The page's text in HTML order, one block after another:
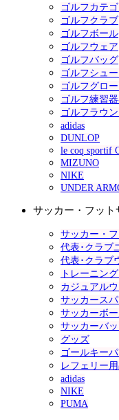
ゴルフカテ
ゴルフクラブ
ゴルフボール
ゴルフウェア
ゴルフバッグ
ゴルフシュ
ゴルフグロ
ゴルフ練習
ゴルフラウ
adidas
DUNLOP
le coq sportif
MIZUNO
NIKE
UNDER
サッカー・フット
サッカー・
代表･クラブ
代表･クラブ
トレーニン
カジュアル
サッカース
サッカーボ
サッカーバ
グッズ
ゴールキー
レフェリー
adidas
NIKE
PUMA